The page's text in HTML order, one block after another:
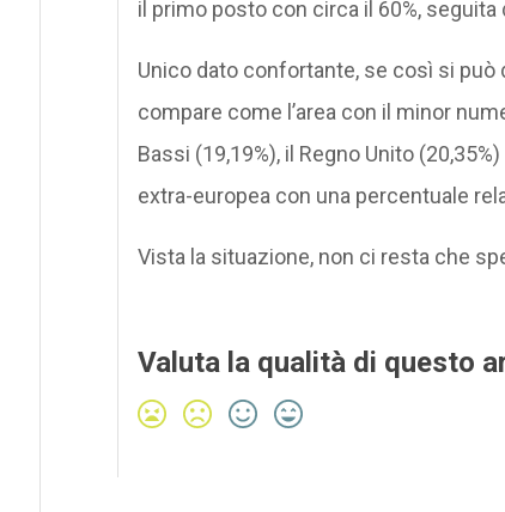
il primo posto con circa il 60%, seguita
Unico dato confortante, se così si può
compare come l’area con il minor
Bassi (19,19%), il Regno Unito
extra-europea con una percentuale
Vista la situazione, non ci resta che
Valuta la qualità di questo